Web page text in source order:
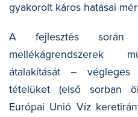
gyakorolt káros hatásai
A fejlesztés során
mellékágrendszerek
átalakítását – végleges
tételüket (első sorban
Európai Unió Víz